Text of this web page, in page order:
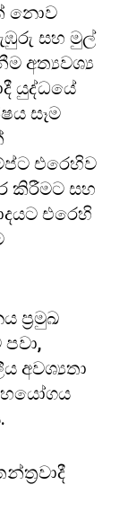
නොව
සහ මුල්
අත්‍යවශ්‍ය
යුද්ධයේ
සෑම
එරෙහිව
කිරීමට සහ
එරෙහි
ප්‍රමුඛ
අවශ්‍යතා